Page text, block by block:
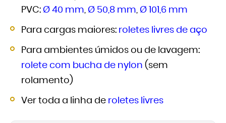
PVC: Ø 40 mm, Ø 50,8 mm, Ø 101,6 mm
Para cargas maiores: roletes livres de aço
Para ambientes úmidos ou de lavagem:
rolete com bucha de nylon (sem
rolamento)
Ver toda a linha de roletes livres